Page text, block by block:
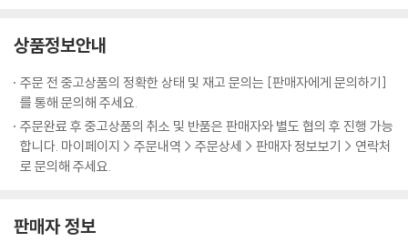
기울기, 굵기 변형, 길이 변형 등으로 차근차근 설명해 캘리를 처음 시작하
는 이들은 기본기를 탄탄하게 닦은 후, 저자가 제시하는 순서에 따라 단계
적으로 변형을 배울 수 있을 것이다. 그러면서도
“변형을 할 때는 기본기, 그리고 기본적인 조형을 지켜주며 써야한다”
상품정보안내
주문 전 중고상품의 정확한 상태 및 재고 문의는 [판매자에게 문의하기]
를 통해 문의해 주세요.
주문완료 후 중고상품의 취소 및 반품은 판매자와 별도 협의 후 진행 가능
합니다. 마이페이지 > 주문내역 > 주문상세 > 판매자 정보보기 > 연락처
로 문의해 주세요.
판매자 정보